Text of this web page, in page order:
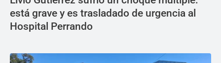
está grave y es trasladado de urgencia al
Hospital Perrando